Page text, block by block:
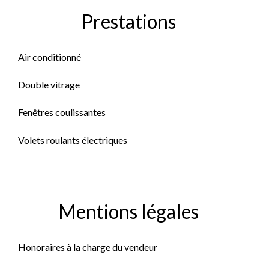
Prestations
Air conditionné
Double vitrage
Fenêtres coulissantes
Volets roulants électriques
Mentions légales
Honoraires à la charge du vendeur